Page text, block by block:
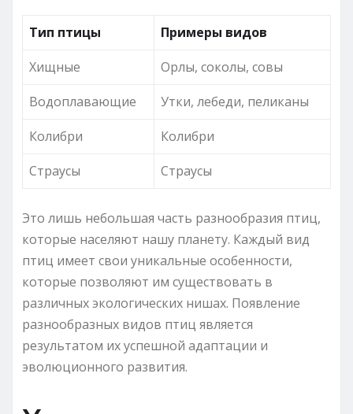
Тип птицы
Примеры видов
Хищные
Орлы, соколы, совы
Водоплавающие
Утки, лебеди, пеликаны
Колибри
Колибри
Страусы
Страусы
Это лишь небольшая часть разнообразия птиц,
которые населяют нашу планету. Каждый вид
птиц имеет свои уникальные особенности,
которые позволяют им существовать в
различных экологических нишах. Появление
разнообразных видов птиц является
результатом их успешной адаптации и
эволюционного развития.